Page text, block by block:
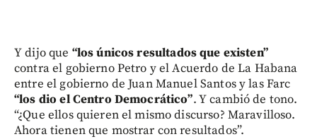
Y dijo que “los únicos resultados que existen”
contra el gobierno Petro y el Acuerdo de La Habana
entre el gobierno de Juan Manuel Santos y las Farc
“los dio el Centro Democrático”. Y cambió de tono.
“¿Que ellos quieren el mismo discurso? Maravilloso.
Ahora tienen que mostrar con resultados”.